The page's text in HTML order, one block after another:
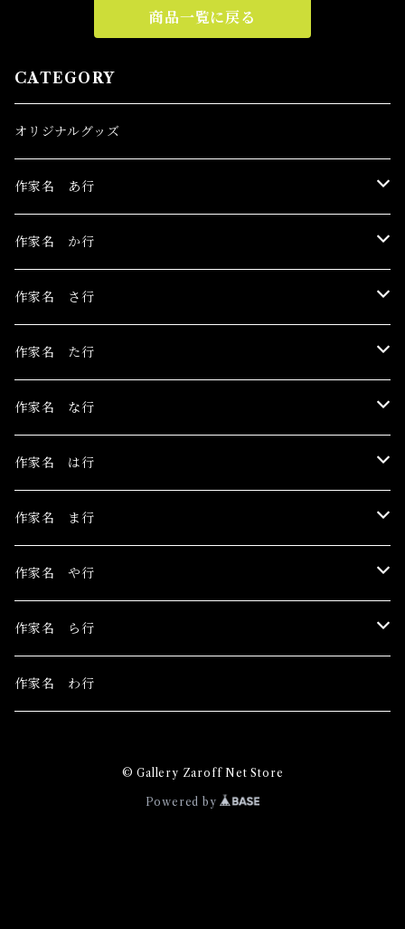
商品一覧に戻る
CATEGORY
オリジナルグッズ
作家名 あ行
伊豫田晃一
浅野サキ
飴屋晶貴
杏ひろと
安藤朱里
石橋J
作家名 か行
黒木美都子
勝田麻子
草羽揺二
川村千紘
北和晃
こみや梢子
作家名 さ行
関野栄美
佐々木茜
菅野まり子
白野有
作家名 た行
玉村のどか
鳥居椿
チェリー木下
丁子紅子
田中アユミ
作家名 な行
Toru Nogawa
中島華映
長瀬萬純
作家名 は行
日香里
ピエロピヨ子
細川成美
作家名 ま行
まちゅまゆ
目黒ミロ
三谷拓也
作家名 や行
山城有未
山田さやか
作家名 ら行
LIEN
作家名 わ行
© Gallery Zaroff Net Store
Powered by